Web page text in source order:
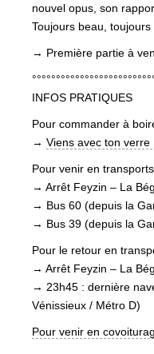
nouvel opus, son
Toujours beau,
→ Première partie à
INFOS PRATIQUES
Pour commander à
→ Viens avec ton verre
Pour venir en
→ Arrêt Feyzin – La
→ Bus 60 (depuis la
→ Bus 39 (depuis la
Pour le retour en
→ Arrêt Feyzin – La
→ 23h45 : dernière
Vénissieux / Métro D)
Pour venir en